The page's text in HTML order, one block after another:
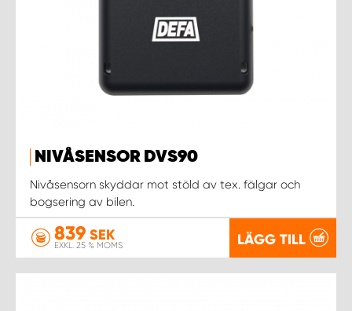
NIVÅSENSOR DVS90
Nivåsensorn skyddar mot stöld av tex. fälgar och
bogsering av bilen.
839 SEK
EXKL. 25 % MOMS LÄGG TILL
WORK SYSTEM ÖSTERSUND